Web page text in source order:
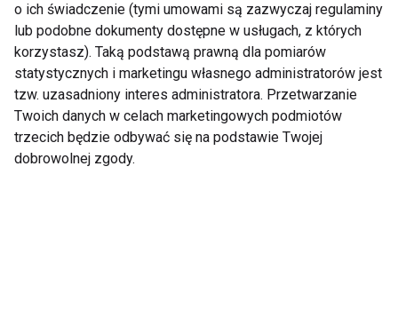
Zacznij przygodę z
pilatesem
Pilates dla
początkujących
o ich świadczenie (tymi umowami są zazwyczaj regulaminy
lub podobne dokumenty dostępne w usługach, z których
korzystasz). Taką podstawą prawną dla pomiarów
statystycznych i marketingu własnego administratorów jest
tzw. uzasadniony interes administratora. Przetwarzanie
Twoich danych w celach marketingowych podmiotów
trzecich będzie odbywać się na podstawie Twojej
dobrowolnej zgody.